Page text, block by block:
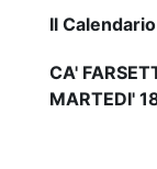
Il
CA'
MARTEDI'